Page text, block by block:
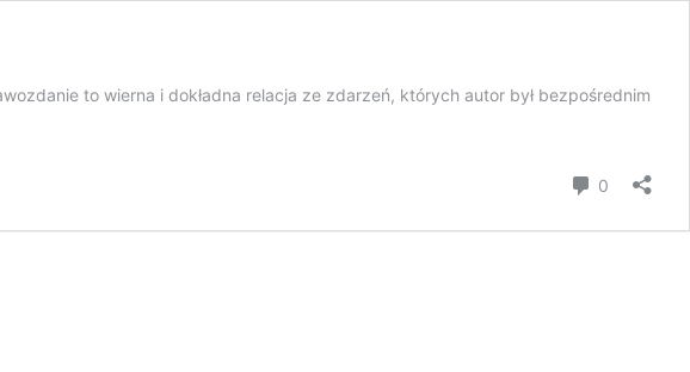
to wierna i dokładna relacja ze zdarzeń, których autor był bezpośrednim
0